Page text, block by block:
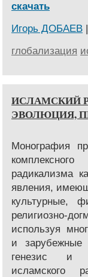
скачать
Игорь ДОБАЕВ
глобализация
ИСЛАМСКИЙ
ЭВОЛЮЦИЯ,
Монография
радикализма
явления,
культурные,
религиозно-
используя
и зарубежные
генезис и
исламского